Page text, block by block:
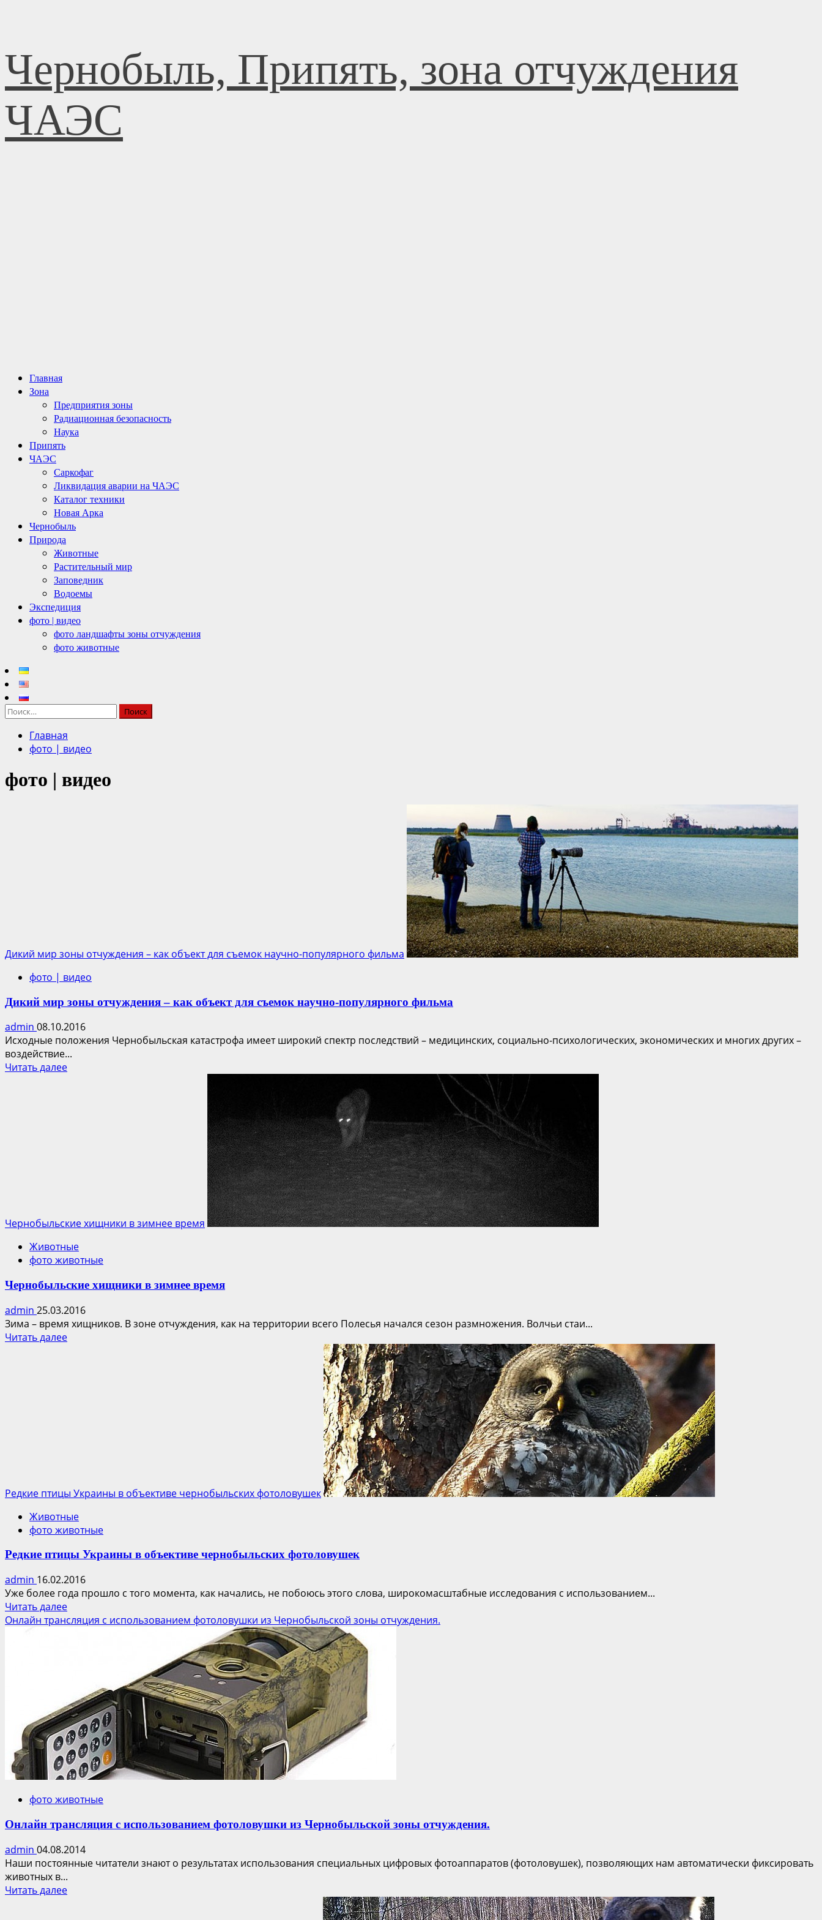
содержимому
Чернобыль, Припять, зона отчуждения
ЧАЭС
Основное
меню
Главная
Зона
Предприятия зоны
Радиационная безопасность
Наука
Припять
ЧАЭС
Саркофаг
Ликвидация аварии на ЧАЭС
Каталог техники
Новая Арка
Чернобыль
Природа
Животные
Растительный мир
Заповедник
Водоемы
Экспедиция
фото | видео
фото ландшафты зоны отчуждения
фото животные
Найти:
Главная
фото | видео
фото | видео
Дикий мир зоны отчуждения – как объект для съемок научно-популярного фильма
фото | видео
Дикий мир зоны отчуждения – как объект для съемок научно-популярного фильма
admin 08.10.2016
Исходные положения Чернобыльская катастрофа имеет широкий спектр последствий – медицинских, социально-психологических, экономических и многих других –
воздействие...
Читать далееПрочитать
научно-
популярного
фильма
Чернобыльские хищники в зимнее время
Животные
фото животные
Чернобыльские хищники в зимнее время
admin 25.03.2016
Зима – время хищников. В зоне отчуждения, как на территории всего Полесья начался сезон размножения. Волчьи стаи...
Читать далееПрочитать
Редкие птицы Украины в объективе чернобыльских фотоловушек
Животные
фото животные
Редкие птицы Украины в объективе чернобыльских фотоловушек
admin 16.02.2016
Уже более года прошло с того момента, как начались, не побоюсь этого слова, широкомасштабные исследования с использованием...
Читать далееПрочитать
больше
объективе
чернобыльских
фотоловушек
Онлайн трансляция с использованием фотоловушки из Чернобыльской зоны отчуждения.
фото животные
Онлайн трансляция с использованием фотоловушки из Чернобыльской зоны отчуждения.
admin 04.08.2014
Наши постоянные читатели знают о результатах использования специальных цифровых фотоаппаратов (фотоловушек), позволяющих нам автоматически фиксировать
животных в...
Читать далееПрочитать